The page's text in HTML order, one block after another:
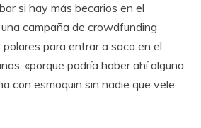
si hay más becarios en el
campaña de crowdfunding
para entrar a saco en el
«porque podría haber ahí alguna
con esmoquin sin nadie que vele